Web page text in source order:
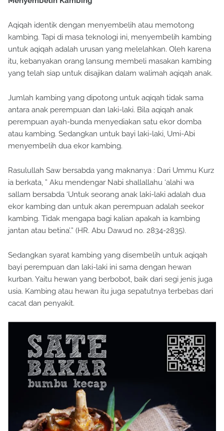
Aqiqah identik dengan menyembelih atau memotong
kambing. Tapi di masa teknologi ini, menyembelih kambing
untuk aqiqah adalah urusan yang melelahkan. Oleh karena
itu, kebanyakan orang lansung membeli masakan kambing
yang telah siap untuk disajikan dalam walimah aqiqah anak.
Jumlah kambing yang dipotong untuk aqiqah tidak sama
antara anak perempuan dan laki-laki. Bila aqiqah anak
perempuan ayah-bunda menyediakan satu ekor domba
atau kambing. Sedangkan untuk bayi laki-laki, Umi-Abi
menyembelih dua ekor kambing.
Rasulullah Saw bersabda yang maknanya : Dari Ummu Kurz
ia berkata, ” Aku mendengar Nabi shallallahu ‘alahi wa
sallam bersabda ‘Untuk seorang anak laki-laki adalah dua
ekor kambing dan untuk akan perempuan adalah seekor
kambing. Tidak mengapa bagi kalian apakah ia kambing
jantan atau betina’.” (HR. Abu Dawud no. 2834-2835).
Sedangkan syarat kambing yang disembelih untuk aqiqah
bayi perempuan dan laki-laki ini sama dengan hewan
kurban. Yaitu hewan yang berbobot, baik dari segi jenis juga
usia. Kambing atau hewan itu juga sepatutnya terbebas dari
cacat dan penyakit.